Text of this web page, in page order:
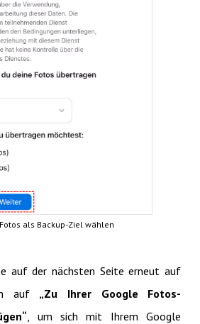
als Backup-Ziel wählen
auf der nächsten Seite erneut auf
auf „Zu Ihrer Google Fotos-
, um sich mit Ihrem Google